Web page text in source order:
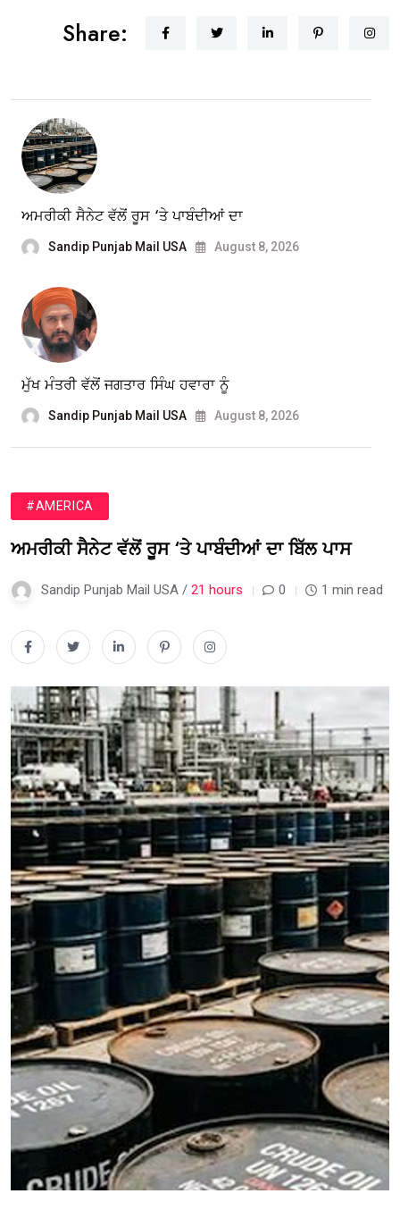
Share:
ਅਮਰੀਕੀ ਸੈਨੇਟ ਵੱਲੋਂ ਰੂਸ ‘ਤੇ ਪਾਬੰਦੀਆਂ ਦਾ
Sandip Punjab Mail USA August 8, 2026
ਮੁੱਖ ਮੰਤਰੀ ਵੱਲੋਂ ਜਗਤਾਰ ਸਿੰਘ ਹਵਾਰਾ ਨੂੰ
Sandip Punjab Mail USA August 8, 2026
#AMERICA
ਅਮਰੀਕੀ ਸੈਨੇਟ ਵੱਲੋਂ ਰੂਸ ‘ਤੇ ਪਾਬੰਦੀਆਂ ਦਾ ਬਿੱਲ ਪਾਸ
Sandip Punjab Mail USA / 21 hours 0 1 min read